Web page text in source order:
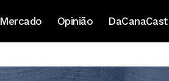
Mercado Opinião DaCanaCast